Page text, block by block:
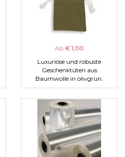
Ab € 1,00
Luxuriöse und robuste
Geschenktüten aus
Baumwolle in olivgrün.